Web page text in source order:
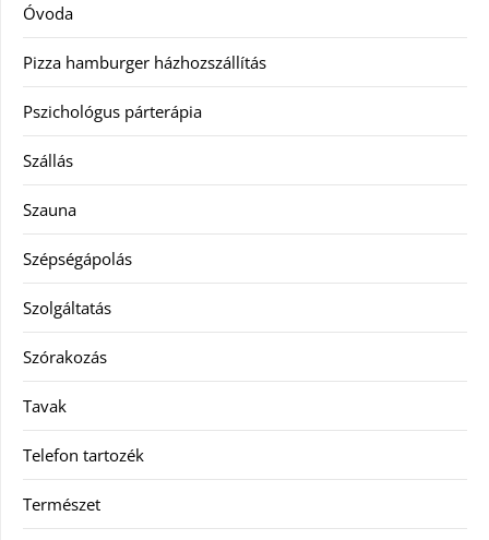
Óvoda
Pizza hamburger házhozszállítás
Pszichológus párterápia
Szállás
Szauna
Szépségápolás
Szolgáltatás
Szórakozás
Tavak
Telefon tartozék
Természet